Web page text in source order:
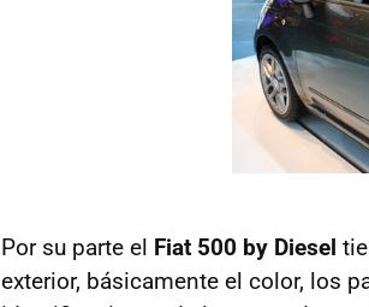
Por su parte el Fiat 500 by Diesel
exterior, básicamente el color, los